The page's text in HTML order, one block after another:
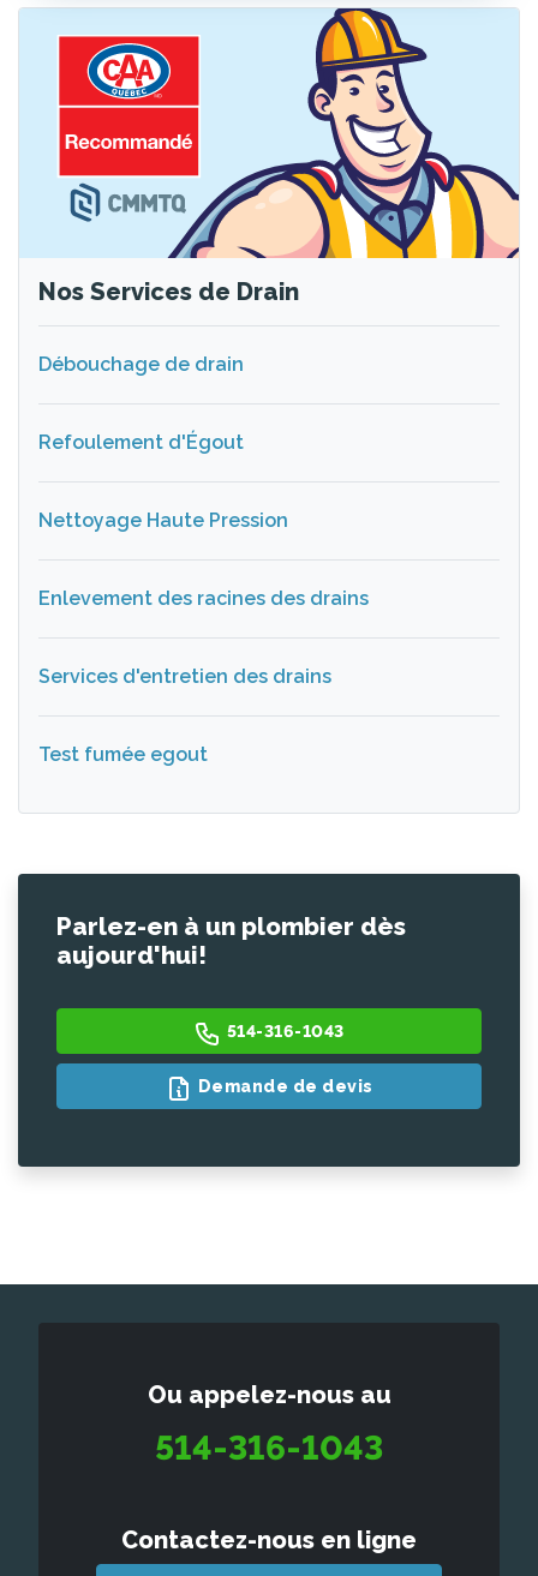
Nos Services de Drain
Débouchage de drain
Refoulement d'Égout
Nettoyage Haute Pression
Enlevement des racines des drains
Services d'entretien des drains
Test fumée egout
Parlez-en à un plombier dès
aujourd'hui!
514-316-1043
Demande de devis
Ou appelez-nous au
514-316-1043
Contactez-nous en ligne